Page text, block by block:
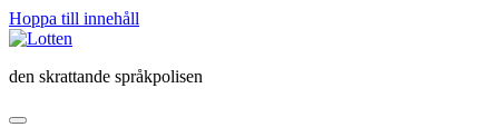
Hoppa till innehåll
Lotten
den skrattande språkpolisen
öppna